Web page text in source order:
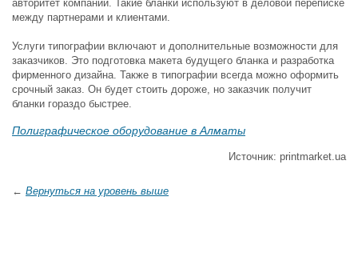
авторитет компании. Такие бланки используют в деловой переписке
между партнерами и клиентами.
Услуги типографии включают и дополнительные возможности для
заказчиков. Это подготовка макета будущего бланка и разработка
фирменного дизайна. Также в типографии всегда можно оформить
срочный заказ. Он будет стоить дороже, но заказчик получит
бланки гораздо быстрее.
Полиграфическое оборудование в Алматы
Источник: printmarket.ua
← Вернуться на уровень выше